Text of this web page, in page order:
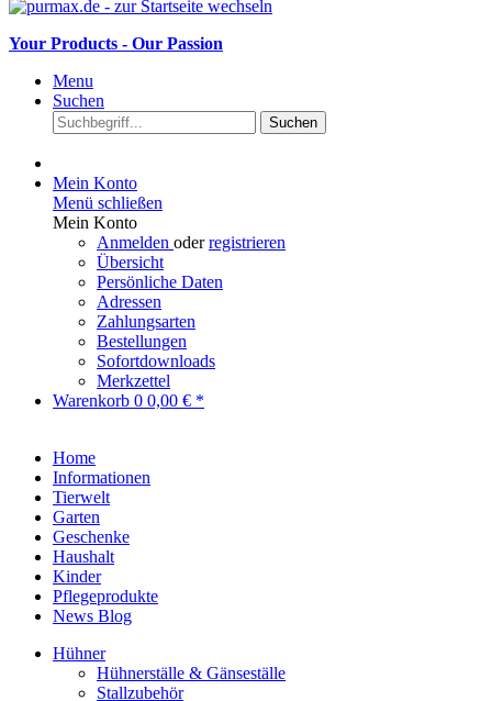
Your Products - Our Passion
Menu
Suchen
Suchen
Mein Konto
Menü schließen
Mein Konto
Anmelden oderregistrieren
Übersicht
Persönliche Daten
Adressen
Zahlungsarten
Bestellungen
Sofortdownloads
Merkzettel
Warenkorb 0 0,00 € *
Home
Informationen
Tierwelt
Garten
Geschenke
Haushalt
Kinder
Pflegeprodukte
News Blog
Hühner
Hühnerställe & Gänseställe
Stallzubehör